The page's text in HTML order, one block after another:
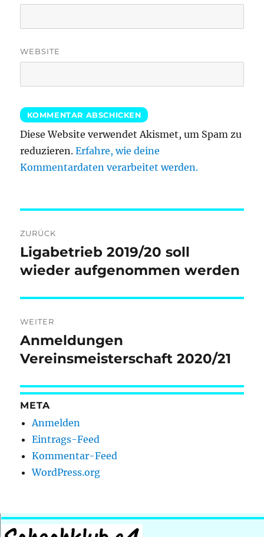
WEBSITE
Diese Website verwendet Akismet, um Spam zu
reduzieren.Erfahre, wie deine
Kommentardaten verarbeitet werden.
ZURÜCK
Vorheriger
Beitrag:
Ligabetrieb 2019/20 soll
wieder aufgenommen werden
WEITER
Nächster
Beitrag:
Anmeldungen
Vereinsmeisterschaft 2020/21
META
Anmelden
Eintrags-Feed
Kommentar-Feed
WordPress.org